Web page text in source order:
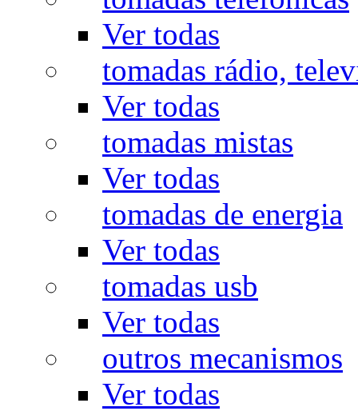
Ver todas
tomadas rádio,
Ver todas
tomadas mistas
Ver todas
tomadas de energia
Ver todas
tomadas usb
Ver todas
outros mecanismos
Ver todas